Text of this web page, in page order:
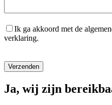
Ik ga akkoord met de
verklaring.
Ja, wij zijn